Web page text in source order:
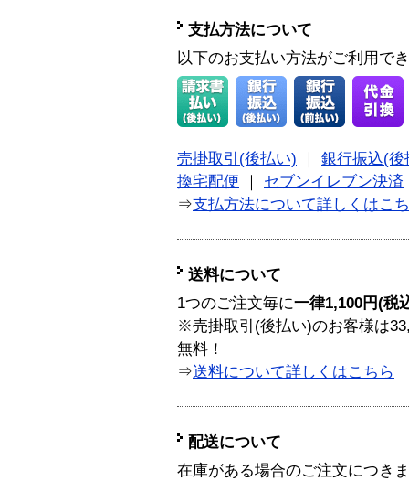
支払方法について
以下のお支払い方法がご利用で
売掛取引(後払い)
銀行振込(後
換宅配便
セブンイレブン決済
⇒支払方法について詳しくはこ
送料について
1つのご注文毎に一律1,100円(税
※売掛取引(後払い)のお客様は
無料！
⇒送料について詳しくはこちら
配送について
在庫がある場合のご注文につき